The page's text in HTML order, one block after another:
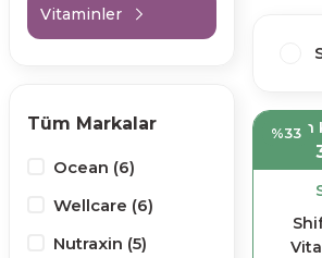
Vitaminler
Tüm Markalar
Ocean (6)
Wellcare (6)
Nutraxin (5)
%33Son